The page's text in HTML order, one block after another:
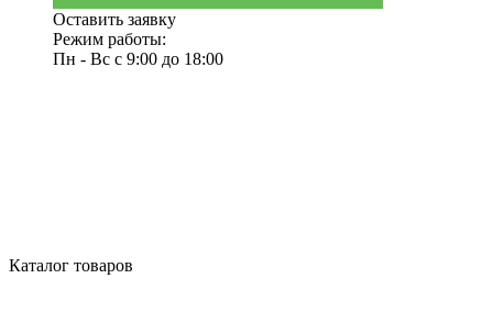
Оставить заявку
Режим работы:
Пн - Вс с 9:00 до 18:00
Каталог товаров